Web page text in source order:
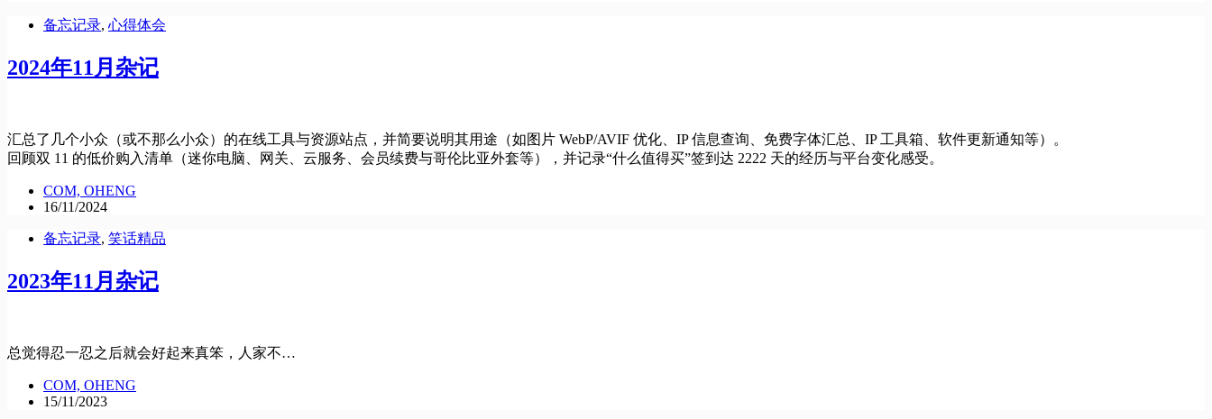
备忘记录, 心得体会
2024年11月杂记
汇总了几个小众（或不那么小众）的在线工具与资源站点，并简要说明其用途（如图片 WebP/AVIF 优化、IP 信息查询、免费字体汇总、IP 工具箱、软件更新通知等）。
回顾双 11 的低价购入清单（迷你电脑、网关、云服务、会员续费与哥伦比亚外套等），并记录“什么值得买”签到达 2222 天的经历与平台变化感受。
COM, OHENG
16/11/2024
备忘记录, 笑话精品
2023年11月杂记
总觉得忍一忍之后就会好起来真笨，人家不…
COM, OHENG
15/11/2023